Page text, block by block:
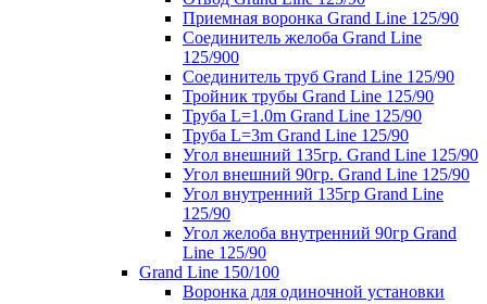
Приемная воронка Grand Line 125/90
Соединитель желоба Grand Line
125/900
Соединитель труб Grand Line 125/90
Тройник трубы Grand Line 125/90
Труба L=1.0m Grand Line 125/90
Труба L=3m Grand Line 125/90
Угол внешний 135гр. Grand Line 125/90
Угол внешний 90гр. Grand Line 125/90
Угол внутренний 135гр Grand Line
125/90
Угол желоба внутренний 90гр Grand
Line 125/90
Grand Line 150/100
Воронка для одиночной установки